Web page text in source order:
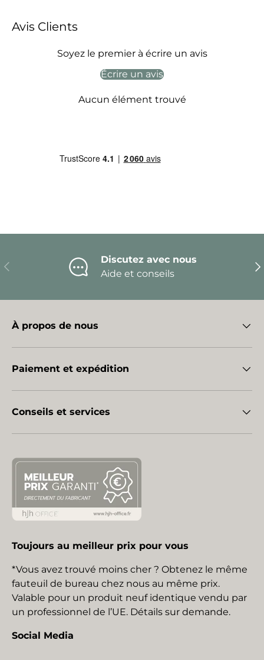
Avis Clients
Soyez le premier à écrire un avis
Écrire un avis
Aucun élément trouvé
Précédent
Discutez avec nous
Aide et conseils
À propos de nous
Paiement et expédition
Conseils et services
Toujours au meilleur prix pour vous
*Vous avez trouvé moins cher ? Obtenez le même
fauteuil de bureau chez nous au même prix.
Valable pour un produit neuf identique vendu par
un professionnel de l’UE. Détails sur demande.
Social Media